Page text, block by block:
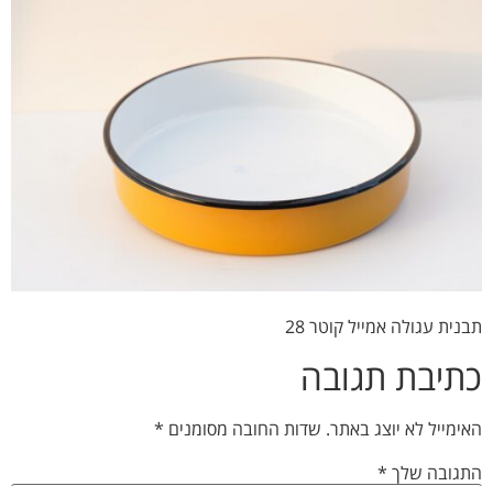
תבנית עגולה אמייל קוטר 28
כתיבת תגובה
האימייל לא יוצג באתר. שדות החובה מסומנים *
התגובה שלך*